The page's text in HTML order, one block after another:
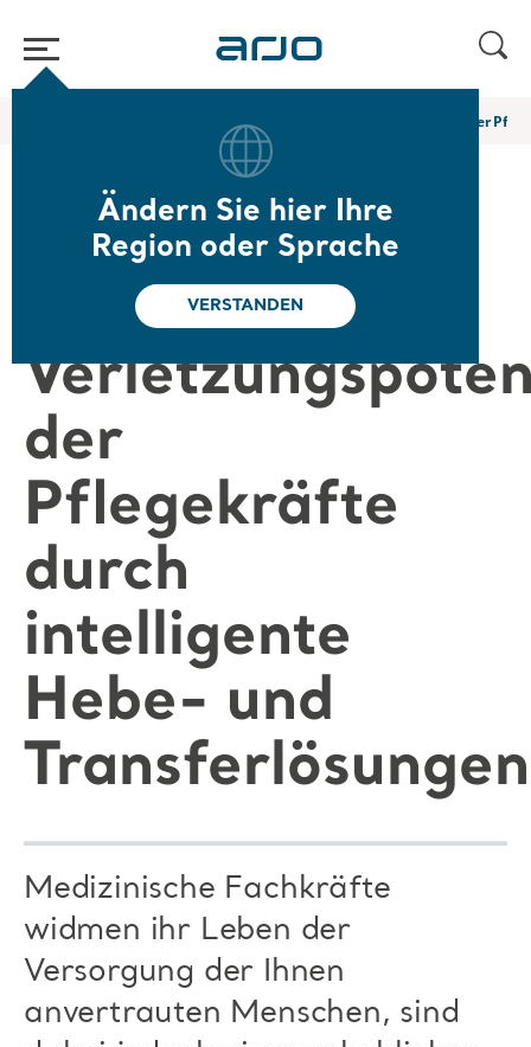
Ändern Sie hier Ihre
Region oder Sprache
VERSTANDEN
Minimierung des Verletzungspotenzials der
Minimierung
der
Pflegekräfte
durch
intelligente
Hebe- und
Transferlösungen
Medizinische Fachkräfte
widmen ihr Leben der
Versorgung der Ihnen
anvertrauten Menschen, sind